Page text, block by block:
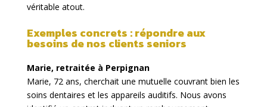
véritable atout.
Exemples concrets : répondre aux
besoins de nos clients seniors
Marie, retraitée à Perpignan
Marie, 72 ans, cherchait une mutuelle couvrant bien les
soins dentaires et les appareils auditifs. Nous avons